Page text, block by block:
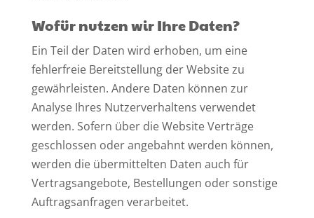
Wofür nutzen wir Ihre Daten?
Ein Teil der Daten wird erhoben, um eine
fehlerfreie Bereitstellung der Website zu
gewährleisten. Andere Daten können zur
Analyse Ihres Nutzerverhaltens verwendet
werden. Sofern über die Website Verträge
geschlossen oder angebahnt werden können,
werden die übermittelten Daten auch für
Vertragsangebote, Bestellungen oder sonstige
Auftragsanfragen verarbeitet.